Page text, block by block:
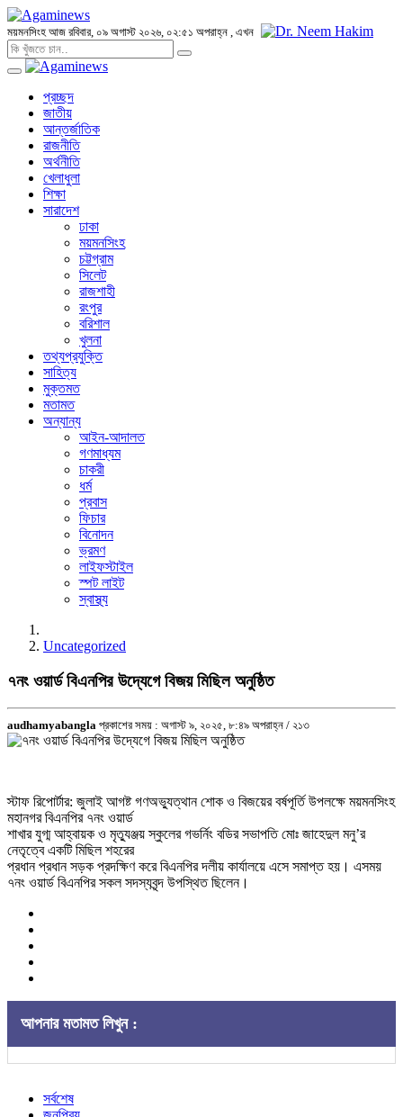
ময়মনসিংহ আজ রবিবার, ০৯ অগাস্ট ২০২৬, ০২:৫১ অপরাহ্ন , এখন
প্রচ্ছদ
জাতীয়
আন্তর্জাতিক
রাজনীতি
অর্থনীতি
খেলাধুলা
শিক্ষা
সারাদেশ
ঢাকা
ময়মনসিংহ
চট্টগ্রাম
সিলেট
রাজশাহী
রংপুর
বরিশাল
খুলনা
তথ্যপ্রযুক্তি
সাহিত্য
মুক্তমত
মতামত
অন্যান্য
আইন-আদালত
গণমাধ্যম
চাকরী
ধর্ম
প্রবাস
ফিচার
বিনোদন
ভ্রমণ
লাইফস্টাইল
স্পট লাইট
স্বাস্থ্য
Uncategorized
৭নং ওয়ার্ড বিএনপির উদ্যেগে বিজয় মিছিল অনুষ্ঠিত
audhamyabangla প্রকাশের সময় : অগাস্ট ৯, ২০২৫, ৮:৪৯ অপরাহ্ন / ২১৩
স্টাফ রিপোর্টার: জুলাই আগষ্ট গণঅভ্যুত্থান শোক ও বিজয়ের বর্ষপূর্তি উপলক্ষে ময়মনসিংহ
মহানগর বিএনপির ৭নং ওয়ার্ড
শাখার যুগ্ম আহ্বায়ক ও মৃত্যুঞ্জয় স্কুলের গভর্নিং বডির সভাপতি মোঃ জাহেদুল মনু’র
নেতৃত্বে একটি মিছিল শহরের
প্রধান প্রধান সড়ক প্রদক্ষিণ করে বিএনপির দলীয় কার্যালয়ে এসে সমাপ্ত হয়। এসময়
৭নং ওয়ার্ড বিএনপির সকল সদস্যবৃন্দ উপস্থিত ছিলেন।
আপনার মতামত লিখুন :
সর্বশেষ